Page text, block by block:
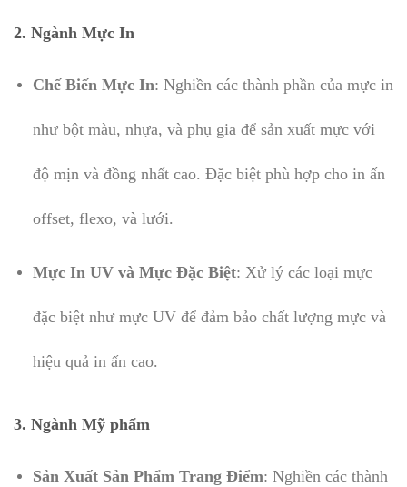
2. Ngành Mực In
Chế Biến Mực In: Nghiền các thành phần của mực in
như bột màu, nhựa, và phụ gia để sản xuất mực với
độ mịn và đồng nhất cao. Đặc biệt phù hợp cho in ấn
offset, flexo, và lưới.
Mực In UV và Mực Đặc Biệt: Xử lý các loại mực
đặc biệt như mực UV để đảm bảo chất lượng mực và
hiệu quả in ấn cao.
3. Ngành Mỹ phẩm
Sản Xuất Sản Phẩm Trang Điểm: Nghiền các thành